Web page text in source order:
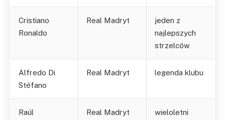
Cristiano
Ronaldo
Real Madryt
jeden z
najlepszych
strzelców
Alfredo Di
Stéfano
Real Madryt legenda klubu
Raúl Real Madryt
wieloletni